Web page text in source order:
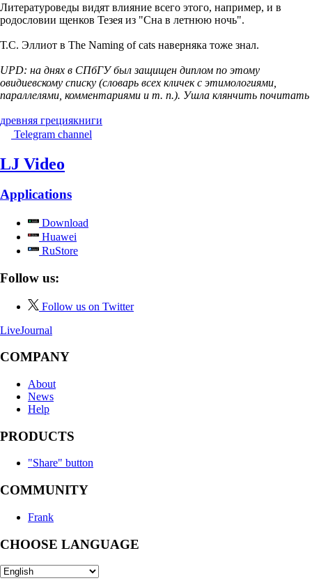
Литературоведы видят влияние всего этого, например, и в
родословии щенков Тезея из "Сна в летнюю ночь".
Т.С. Эллиот в The Naming of cats наверняка тоже знал.
UPD: на днях в СПбГУ был защищен диплом по этому
овидиевскому списку (словарь всех кличек с этимологиями,
параллелями, комментариями и т. п.). Ушла клянчить почитать
древняя грециякниги
Telegram channel
LJ Video
Applications
Download
Huawei
RuStore
Follow us:
Follow us on Twitter
LiveJournal
COMPANY
About
News
Help
PRODUCTS
"Share" button
COMMUNITY
Frank
CHOOSE LANGUAGE